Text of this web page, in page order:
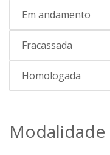
Em andamento
Fracassada
Homologada
Modalidade